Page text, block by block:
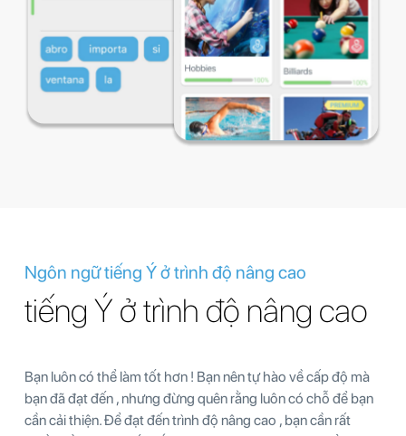
Ngôn ngữ tiếng Ý ở trình độ nâng cao
tiếng Ý ở trình độ nâng cao
Bạn luôn có thể làm tốt hơn ! Bạn nên tự hào về cấp độ mà
bạn đã đạt đến , nhưng đừng quên rằng luôn có chỗ để bạn
cần cải thiện. Để đạt đến trình độ nâng cao , bạn cần rất